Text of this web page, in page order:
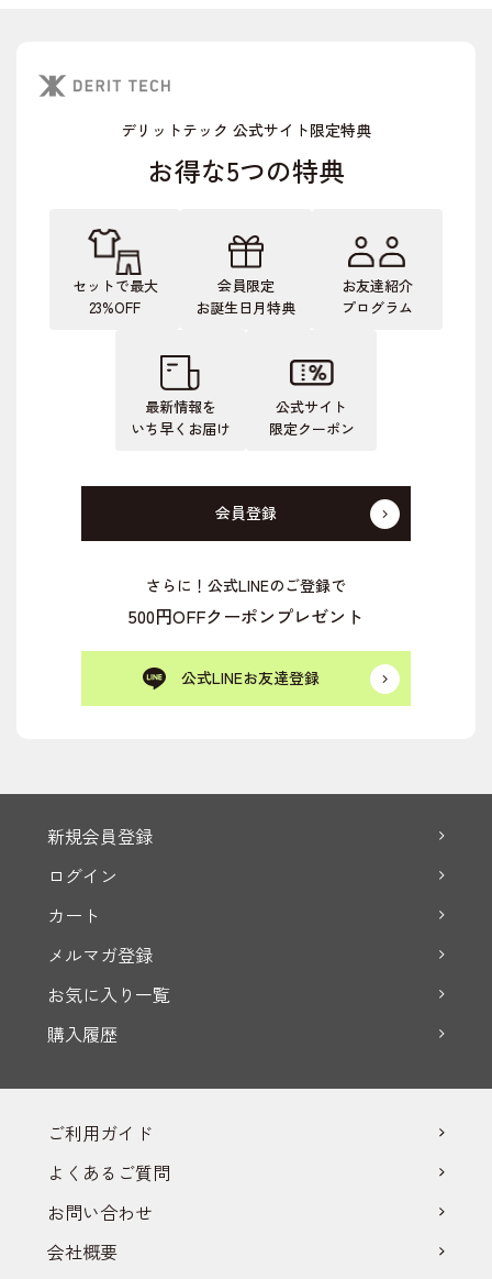
デリットテック 公式サイト限定特典
お得な5つの特典
セットで最大
23%OFF
会員限定
お誕生日月特典
お友達紹介
プログラム
最新情報を
いち早くお届け
公式サイト
限定クーポン
会員登録
さらに！公式LINEのご登録で
500円OFFクーポンプレゼント
公式LINEお友達登録
新規会員登録
ログイン
カート
メルマガ登録
お気に入り一覧
購入履歴
ご利用ガイド
よくあるご質問
お問い合わせ
会社概要